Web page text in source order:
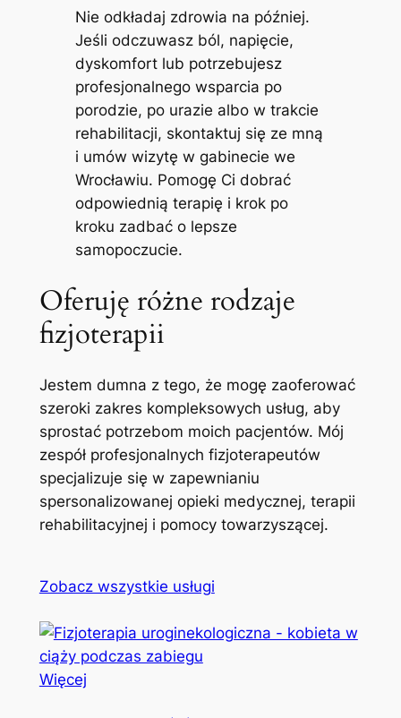
Nie odkładaj zdrowia na później.
Jeśli odczuwasz ból, napięcie,
dyskomfort lub potrzebujesz
profesjonalnego wsparcia po
porodzie, po urazie albo w trakcie
rehabilitacji, skontaktuj się ze mną
i umów wizytę w gabinecie we
Wrocławiu. Pomogę Ci dobrać
odpowiednią terapię i krok po
kroku zadbać o lepsze
samopoczucie.
Oferuję różne rodzaje
fizjoterapii
Jestem dumna z tego, że mogę zaoferować
szeroki zakres kompleksowych usług, aby
sprostać potrzebom moich pacjentów. Mój
zespół profesjonalnych fizjoterapeutów
specjalizuje się w zapewnianiu
spersonalizowanej opieki medycznej, terapii
rehabilitacyjnej i pomocy towarzyszącej.
Zobacz wszystkie usługi
Więcej